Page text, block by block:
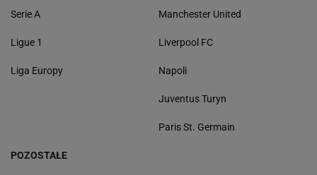
Serie A
Ligue 1
Liga Europy
Manchester United
Liverpool FC
Napoli
Juventus Turyn
Paris St. Germain
POZOSTAŁE